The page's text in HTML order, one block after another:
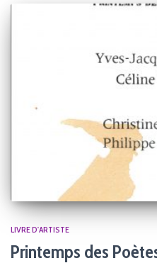
LIVRE D'ARTISTE
Printemps des